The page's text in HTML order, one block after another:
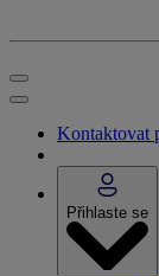
Kontaktovat
Přihlaste se